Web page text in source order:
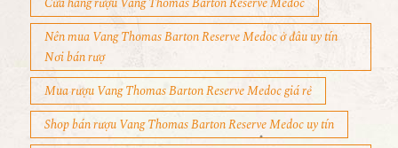
Nên mua Vang Thomas Barton Reserve Medoc ở đâu uy tín
Nơi bán rượ
Mua rượu Vang Thomas Barton Reserve Medoc giá rẻ
Shop bán rượu Vang Thomas Barton Reserve Medoc uy tín